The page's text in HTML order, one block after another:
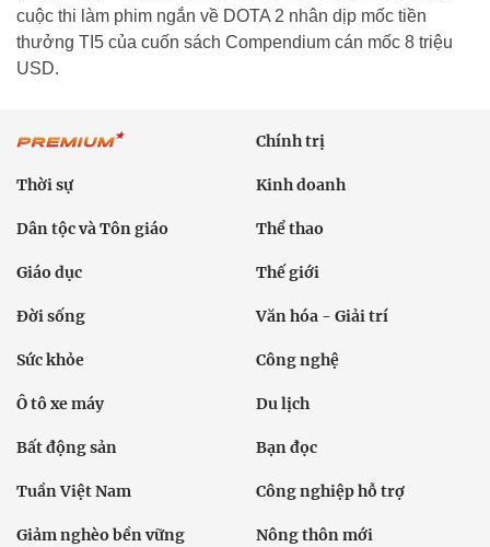
cuộc thi làm phim ngắn về DOTA 2 nhân dịp mốc tiền
thưởng TI5 của cuốn sách Compendium cán mốc 8 triệu
USD.
Chính trị
Thời sự Kinh doanh
Dân tộc và Tôn giáo Thể thao
Giáo dục Thế giới
Đời sống Văn hóa - Giải trí
Sức khỏe Công nghệ
Ô tô xe máy Du lịch
Bất động sản Bạn đọc
Tuần Việt Nam Công nghiệp hỗ trợ
Giảm nghèo bền vững Nông thôn mới